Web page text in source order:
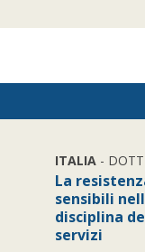
ITALIA -
La
sensibili
disciplina
servizi